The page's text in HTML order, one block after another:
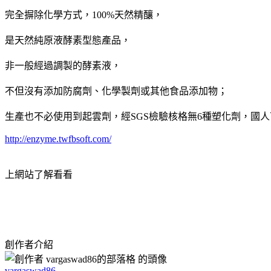
完全摒除化學方式，100%天然精釀，
是天然純原液酵素型態產品，
非一般經過調製的酵素液，
不但沒有添加防腐劑、化學製劑或其他食品添加物；
生產也不必使用到起雲劑，經SGS檢驗核格無6種塑化劑，國人
http://enzyme.twfbsoft.com/
上網站了解看看
創作者介紹